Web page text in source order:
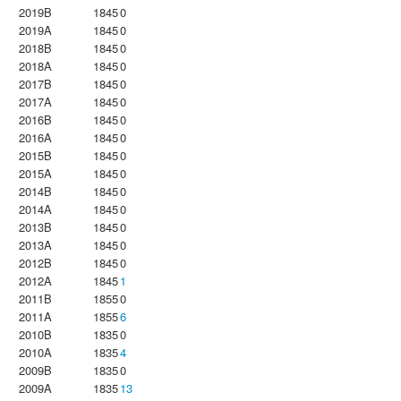
2019B
18450
2019A
18450
2018B
18450
2018A
18450
2017B
18450
2017A
18450
2016B
18450
2016A
18450
2015B
18450
2015A
18450
2014B
18450
2014A
18450
2013B
18450
2013A
18450
2012B
18450
2012A
18451
2011B
18550
2011A
18556
2010B
18350
2010A
18354
2009B
18350
2009A
183513